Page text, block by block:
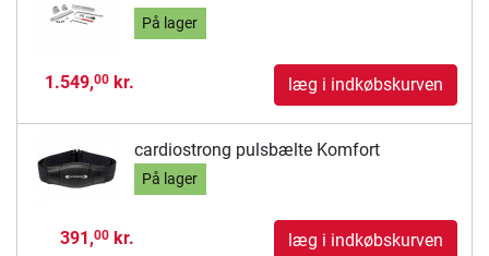
På lager
1.549,00kr. læg i indkøbskurven
cardiostrong pulsbælte Komfort
På lager
391,00kr. læg i indkøbskurven